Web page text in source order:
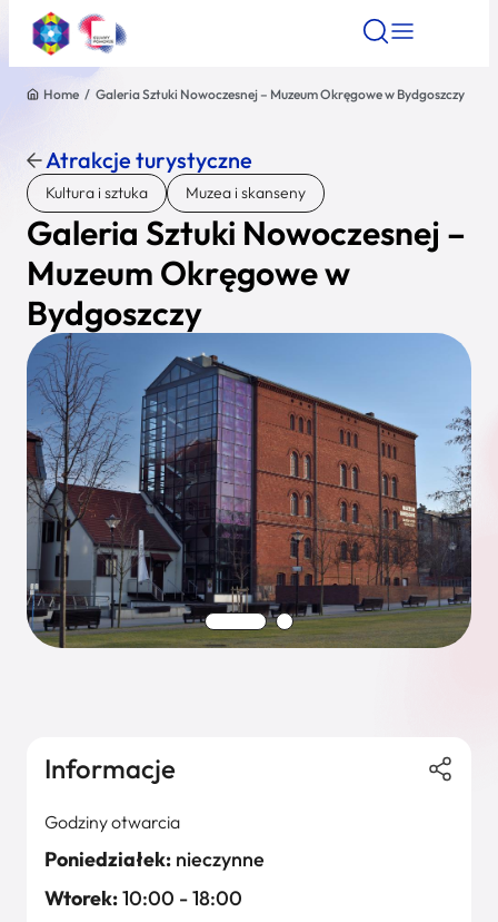
Znajdź atrakcję
Nazwa atrakcji
Miasto
Kategoria
Wyszukaj
Home / Galeria Sztuki Nowoczesnej – Muzeum Okręgowe w Bydgoszczy
Atrakcje turystyczne
Kultura i sztuka Muzea i skanseny
Galeria Sztuki Nowoczesnej –
Muzeum Okręgowe w
Bydgoszczy
Informacje
Godziny otwarcia
Poniedziałek: nieczynne
Wtorek:10:00 - 18:00